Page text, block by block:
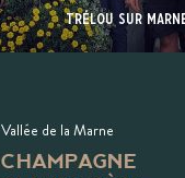
Trélou Sur
Vallée de la Marne
CHAMPAGNE